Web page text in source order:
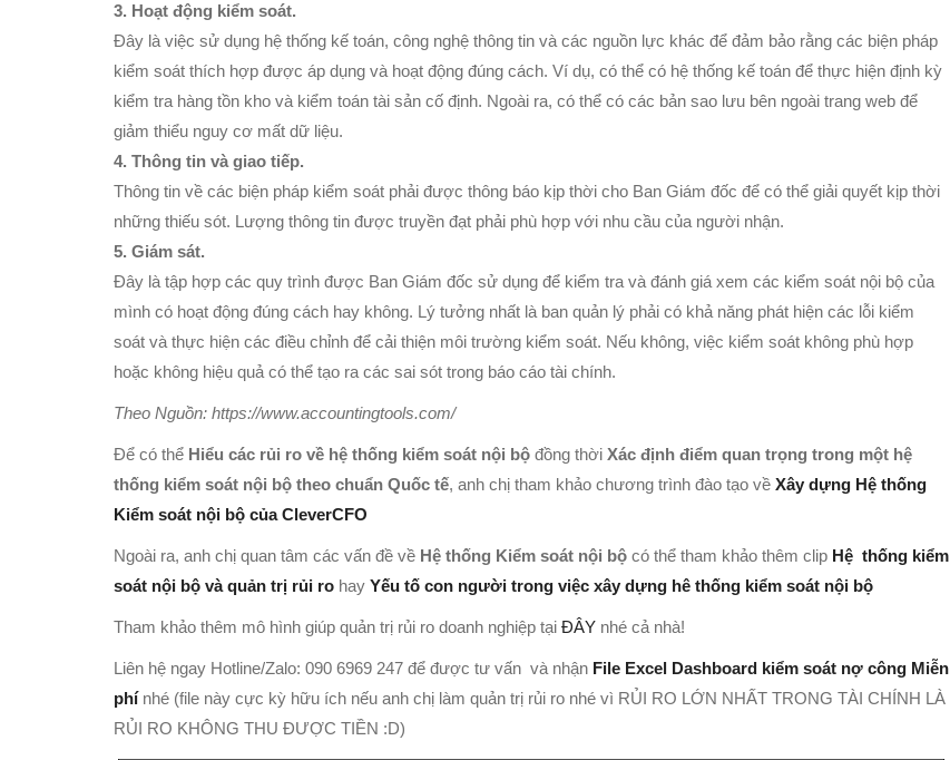
3. Hoạt động kiểm soát.
Đây là việc sử dụng hệ thống kế toán, công nghệ thông tin và các nguồn lực khác để đảm bảo rằng các biện pháp
kiểm soát thích hợp được áp dụng và hoạt động đúng cách. Ví dụ, có thể có hệ thống kế toán để thực hiện định kỳ
kiểm tra hàng tồn kho và kiểm toán tài sản cố định. Ngoài ra, có thể có các bản sao lưu bên ngoài trang web để
giảm thiểu nguy cơ mất dữ liệu.
4. Thông tin và giao tiếp.
Thông tin về các biện pháp kiểm soát phải được thông báo kịp thời cho Ban Giám đốc để có thể giải quyết kịp thời
những thiếu sót. Lượng thông tin được truyền đạt phải phù hợp với nhu cầu của người nhận.
5. Giám sát.
Đây là tập hợp các quy trình được Ban Giám đốc sử dụng để kiểm tra và đánh giá xem các kiểm soát nội bộ của
mình có hoạt động đúng cách hay không. Lý tưởng nhất là ban quản lý phải có khả năng phát hiện các lỗi kiểm
soát và thực hiện các điều chỉnh để cải thiện môi trường kiểm soát. Nếu không, việc kiểm soát không phù hợp
hoặc không hiệu quả có thể tạo ra các sai sót trong báo cáo tài chính.
Theo Nguồn: https://www.accountingtools.com/
Để có thể Hiểu các rủi ro về hệ thống kiểm soát nội bộ đồng thời Xác định điểm quan trọng trong một hệ
thống kiểm soát nội bộ theo chuẩn Quốc tế, anh chị tham khảo chương trình đào tạo về Xây dựng Hệ thống
Kiểm soát nội bộ của CleverCFO
Ngoài ra, anh chị quan tâm các vấn đề về Hệ thống Kiểm soát nội bộ có thể tham khảo thêm clip Hệ thống kiểm
soát nội bộ và quản trị rủi ro hay Yếu tố con người trong việc xây dựng hê thống kiểm soát nội bộ
Tham khảo thêm mô hình giúp quản trị rủi ro doanh nghiệp tại ĐÂY nhé cả nhà!
Liên hệ ngay Hotline/Zalo: 090 6969 247 để được tư vấn và nhận File Excel Dashboard kiểm soát nợ công Miễn
phínhé (file này cực kỳ hữu ích nếu anh chị làm quản trị rủi ro nhé vì RỦI RO LỚN NHẤT TRONG TÀI CHÍNH LÀ
RỦI RO KHÔNG THU ĐƯỢC TIỀN :D)